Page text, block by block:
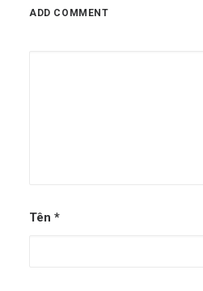
ADD COMMENT
Tên *